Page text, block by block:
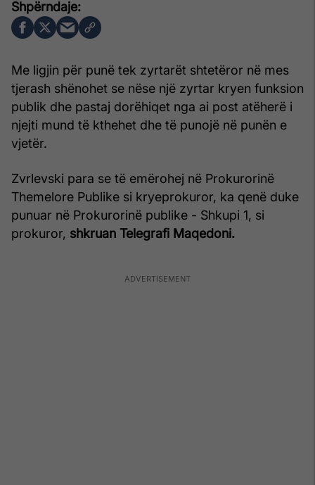
Me ligjin për punë tek zyrtarët shtetëror në mes
tjerash shënohet se nëse një zyrtar kryen funksion
publik dhe pastaj dorëhiqet nga ai post atëherë i
njejti mund të kthehet dhe të punojë në punën e
vjetër.
Zvrlevski para se të emërohej në Prokurorinë
Themelore Publike si kryeprokuror, ka qenë duke
punuar në Prokurorinë publike - Shkupi 1, si
prokuror, shkruan Telegrafi Maqedoni.